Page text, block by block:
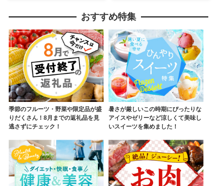
おすすめ特集
季節のフルーツ・野菜や限定品が盛
りだくさん！8月までの返礼品を見
逃さずにチェック！
暑さが厳しいこの時期にぴったりな
アイスやゼリーなど涼しくて美味し
いスイーツを集めました！